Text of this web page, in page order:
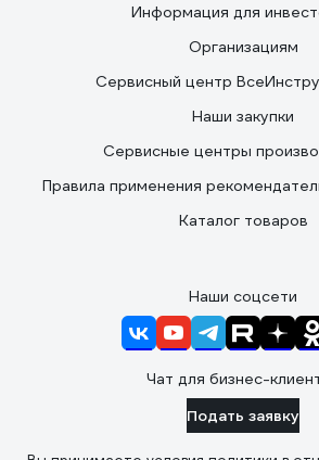
Информация для
Организациям
Сервисный центр
Наши закупки
Сервисные центры
Правила применения
Каталог товаров
Наши соцсети
Чат для бизнес-
Подать заявку